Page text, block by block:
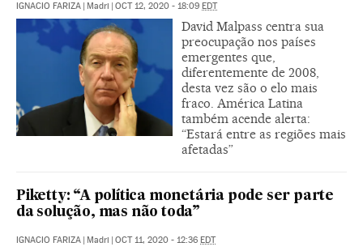
IGNACIO FARIZA | Madri | OCT 12, 2020 - 18:09 EDT
David Malpass centra sua
preocupação nos países
emergentes que,
diferentemente de 2008,
desta vez são o elo mais
fraco. América Latina
também acende alerta:
“Estará entre as regiões mais
afetadas”
Piketty: “A política monetária pode ser parte
da solução, mas não toda”
IGNACIO FARIZA | Madri | OCT 11, 2020 - 12:36 EDT